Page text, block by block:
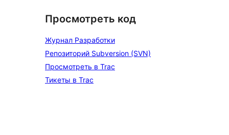
Просмотреть код
Журнал Разработки
Репозиторий Subversion (SVN)
Просмотреть в Trac
Тикеты в Trac